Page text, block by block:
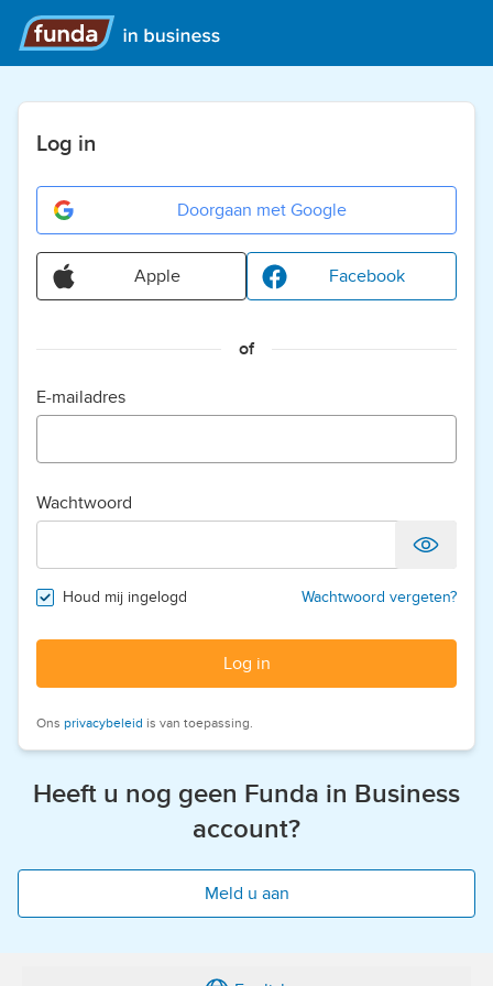
Log in
Doorgaan met Google
Apple Facebook
of
E-mailadres
Wachtwoord
Houd mij ingelogd Wachtwoord vergeten?
Log in
Ons privacybeleid is van toepassing.
Heeft u nog geen Funda in Business
account?
Meld u aan